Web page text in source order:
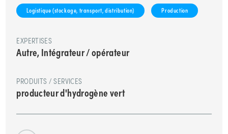
Logistique (stockage, transport, distribution) Production
EXPERTISES
Autre, Intégrateur / opérateur
PRODUITS / SERVICES
producteur d'hydrogène vert